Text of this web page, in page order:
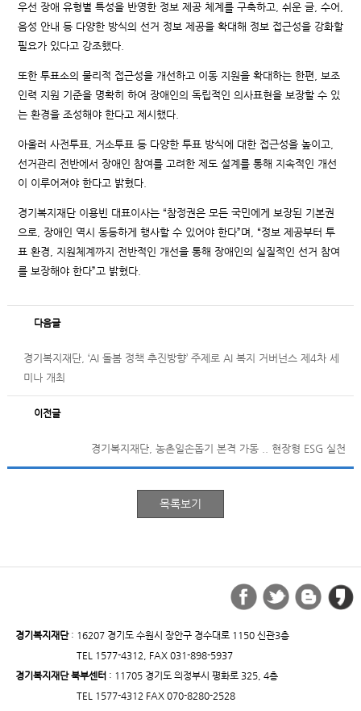
우선 장애 유형별 특성을 반영한 정보 제공 체계를 구축하고, 쉬운 글, 수어,
음성 안내 등 다양한 방식의 선거 정보 제공을 확대해 정보 접근성을 강화할
필요가 있다고 강조했다.
또한 투표소의 물리적 접근성을 개선하고 이동 지원을 확대하는 한편, 보조
인력 지원 기준을 명확히 하여 장애인의 독립적인 의사표현을 보장할 수 있
는 환경을 조성해야 한다고 제시했다.
아울러 사전투표, 거소투표 등 다양한 투표 방식에 대한 접근성을 높이고,
선거관리 전반에서 장애인 참여를 고려한 제도 설계를 통해 지속적인 개선
이 이루어져야 한다고 밝혔다.
경기복지재단 이용빈 대표이사는 “참정권은 모든 국민에게 보장된 기본권
으로, 장애인 역시 동등하게 행사할 수 있어야 한다”며, “정보 제공부터 투
표 환경, 지원체계까지 전반적인 개선을 통해 장애인의 실질적인 선거 참여
를 보장해야 한다”고 밝혔다.
다음글
경기복지재단, ‘AI 돌봄 정책 추진방향’ 주제로 AI 복지 거버넌스 제4차 세
미나 개최
이전글
경기복지재단, 농촌일손돕기 본격 가동 .. 현장형 ESG 실천
경기복지재단: 16207 경기도 수원시 장안구 경수대로 1150 신관3층
TEL 1577-4312, FAX 031-898-5937
경기복지재단 북부센터 : 11705 경기도 의정부시 평화로 325, 4층
TEL 1577-4312 FAX 070-8280-2528